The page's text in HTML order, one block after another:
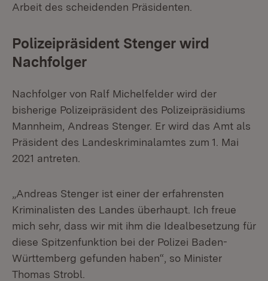
Arbeit des scheidenden Präsidenten.
Polizeipräsident Stenger wird
Nachfolger
Nachfolger von Ralf Michelfelder wird der
bisherige Polizeipräsident des Polizeipräsidiums
Mannheim, Andreas Stenger. Er wird das Amt als
Präsident des Landeskriminalamtes zum 1. Mai
2021 antreten.
„Andreas Stenger ist einer der erfahrensten
Kriminalisten des Landes überhaupt. Ich freue
mich sehr, dass wir mit ihm die Idealbesetzung für
diese Spitzenfunktion bei der Polizei Baden-
Württemberg gefunden haben“, so Minister
Thomas Strobl.